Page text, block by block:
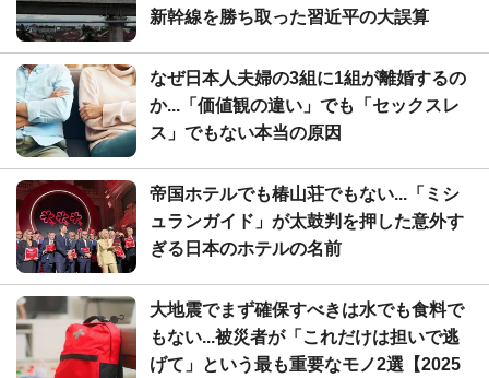
新幹線を勝ち取った習近平の大誤算
なぜ日本人夫婦の3組に1組が離婚するの
か...「価値観の違い」でも「セックスレ
ス」でもない本当の原因
帝国ホテルでも椿山荘でもない...「ミシ
ュランガイド」が太鼓判を押した意外す
ぎる日本のホテルの名前
大地震でまず確保すべきは水でも食料で
もない...被災者が「これだけは担いで逃
げて」という最も重要なモノ2選【2025